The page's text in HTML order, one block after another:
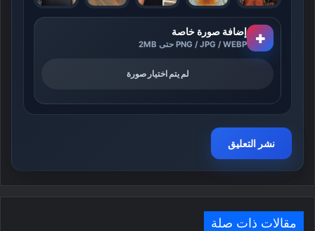
+ إضافة صورة خاصة
PNG / JPG / WEBP حتى 2MB
لم يتم اختيار صورة
مقالات ذات صلة